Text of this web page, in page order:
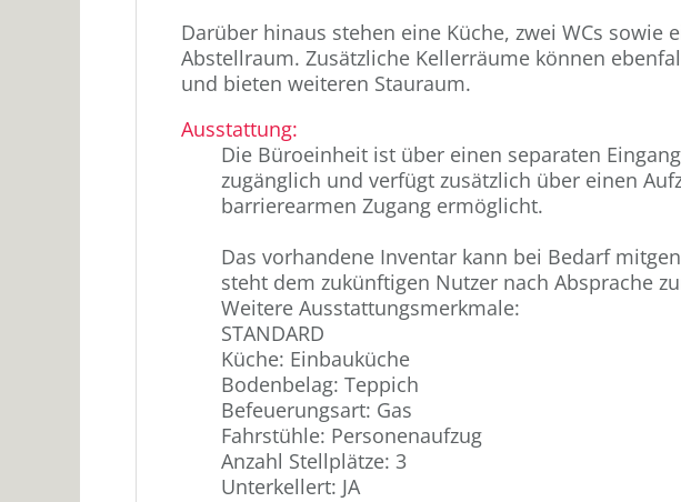
Darüber hinaus stehen eine Küche, zwei WCs sowie
Abstellraum. Zusätzliche Kellerräume können
und bieten weiteren Stauraum.
Ausstattung:
Die Büroeinheit ist über einen separaten
zugänglich und verfügt zusätzlich über einen
barrierearmen Zugang ermöglicht.
Das vorhandene Inventar kann bei Bedarf
steht dem zukünftigen Nutzer nach Absprache
Weitere Ausstattungsmerkmale:
STANDARD
Küche: Einbauküche
Bodenbelag: Teppich
Befeuerungsart: Gas
Fahrstühle: Personenaufzug
Anzahl Stellplätze: 3
Unterkellert: JA